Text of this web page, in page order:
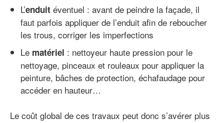
L’enduit éventuel : avant de peindre la façade, il
faut parfois appliquer de l’enduit afin de reboucher
les trous, corriger les imperfections
Le matériel : nettoyeur haute pression pour le
nettoyage, pinceaux et rouleaux pour appliquer la
peinture, bâches de protection, échafaudage pour
accéder en hauteur…
Le coût global de ces travaux peut donc s’avérer plus